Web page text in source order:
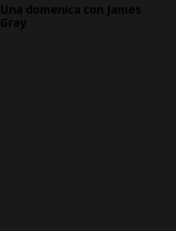
Una domenica con James
Gray